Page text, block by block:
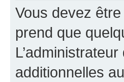
Vous devez
prend que
additionnelles